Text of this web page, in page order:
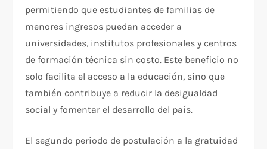
permitiendo que estudiantes de familias de
menores ingresos puedan acceder a
universidades, institutos profesionales y centros
de formación técnica sin costo. Este beneficio no
solo facilita el acceso a la educación, sino que
también contribuye a reducir la desigualdad
social y fomentar el desarrollo del país.
El segundo periodo de postulación a la gratuidad